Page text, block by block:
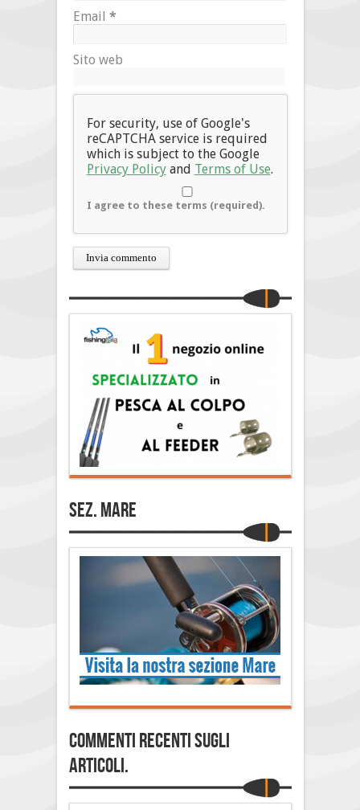
Email *
Sito web
For security, use of Google's
reCAPTCHA service is required
which is subject to the Google
Privacy Policyand Terms of Use.
I agree to these terms (required).
Sez. Mare
Commenti Recenti sugli
articoli.